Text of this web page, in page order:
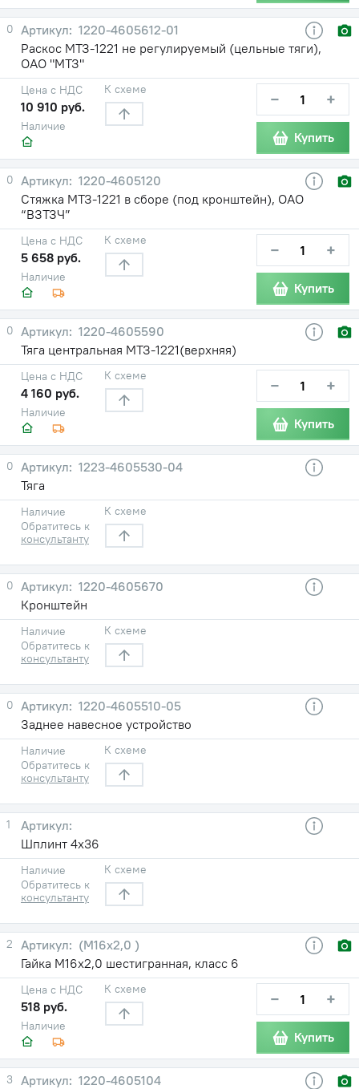
0
1220-4605612-01
Раскос МТЗ-1221 не регулируемый (цельные тяги),
ОАО "МТЗ"
Наличие
Цена с НДС
10 910 руб.
К схеме − +
Купить
0
1220-4605120
Стяжка МТЗ-1221 в сборе (под кронштейн), ОАО
“ВЗТЗЧ”
Наличие
Цена с НДС
5 658 руб.
К схеме − +
Купить
0
1220-4605590
Тяга центральная МТЗ-1221(верхняя)
Наличие
Цена с НДС
4 160 руб.
К схеме − +
Купить
0
1223-4605530-04
Тяга
Наличие
Обратитесь к
консультанту
К схеме
0
1220-4605670
Кронштейн
Наличие
Обратитесь к
консультанту
К схеме
0
1220-4605510-05
Заднее навесное устройство
Наличие
Обратитесь к
консультанту
К схеме
1
Шплинт 4х36
Наличие
Обратитесь к
консультанту
К схеме
2
(М16х2,0 )
Гайка М16х2,0 шестигранная, класс 6
Наличие
Цена с НДС
518 руб.
К схеме − +
Купить
3
1220-4605104